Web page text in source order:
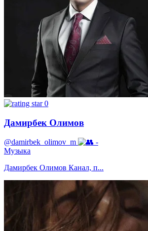
0
Дамирбек Олимов
@damirbek_olimov_m
-
Музыка
Дамирбек Олимов Канал, п...